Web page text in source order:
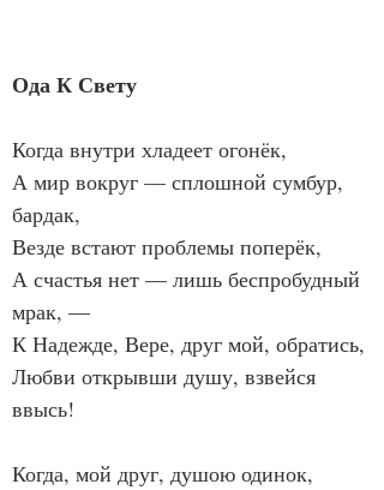
Ода К Свету
Когда внутри хладеет огонёк,
А мир вокруг — сплошной сумбур,
бардак,
Везде встают проблемы поперёк,
А счастья нет — лишь беспробудный
мрак, —
К Надежде, Вере, друг мой, обратись,
Любви открывши душу, взвейся
ввысь!
Когда, мой друг, душою одинок,